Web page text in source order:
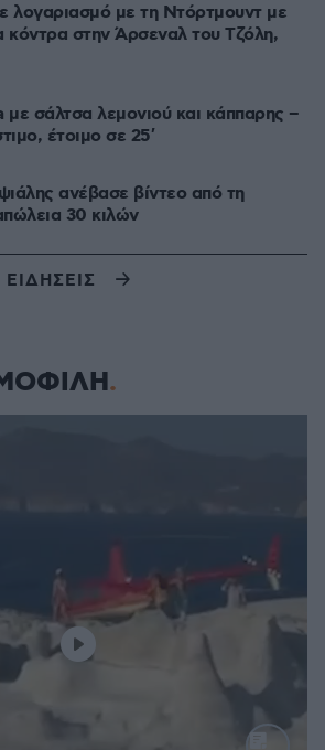
λογαριασμό με τη Ντόρτμουντ με
κόντρα στην Άρσεναλ του Τζόλη,
σάλτσα λεμονιού και κάππαρης –
έτοιμο σε 25′
ανέβασε βίντεο από τη
30 κιλών